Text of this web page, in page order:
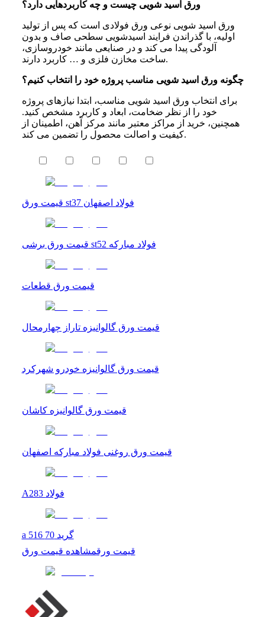
ورق اسید شویی چیست و چه کاربردهایی دارد؟
ورق اسید شویی نوعی ورق فولادی است که پس از تولید
اولیه، با گذراندن فرایند اسیدشویی سطحی صاف و بدون
آلودگی پیدا می ‌کند و در صنایعی مانند خودروسازی،
ساخت مخازن فلزی و … کاربرد دارند.
چگونه ورق اسید شویی مناسب پروژه خود را انتخاب کنیم؟
برای انتخاب ورق اسید شویی مناسب، ابتدا نیازهای پروژه
خود را از نظر ضخامت، ابعاد و کاربرد مشخص کنید.
همچنین، خرید از مراکز معتبر مانند مرکز آهن، اطمینان از
کیفیت و اصالت محصول را تضمین می ‌کند.
قیمت ورق st37 فولاد اصفهان
قیمت ورق برشی st52 فولاد مبارکه
قیمت ورق قطعات
قیمت ورق گالوانیزه تاراز چهارمحال
قیمت ورق گالوانیزه خودرو شهرکرد
قیمت ورق گالوانیزه کاشان
قیمت ورق روغنی فولاد مبارکه اصفهان
A283 فولاد
a 516 گرید 70
قیمت ورقمشاهده قیمت ورق